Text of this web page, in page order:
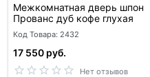
Межкомнатная дверь шпон
Прованс дуб кофе глухая
Код Товара: 2432
17 550 руб.
Нет отзывов